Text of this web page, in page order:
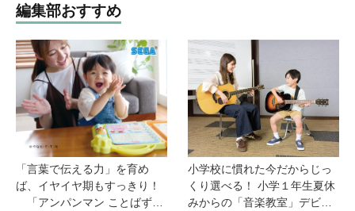
編集部おすすめ
「言葉で伝える力」を育め
ば、イヤイヤ期もすっきり！
「アンパンマン ことばずか
小学校に慣れた今だからじっ
くり選べる！ 小学１年生夏休
みからの「音楽教室」デビ